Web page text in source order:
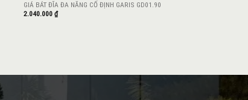
GIÁ BÁT ĐĨA ĐA NĂNG CỐ ĐỊNH GARIS GD01.90
2.040.000 ₫